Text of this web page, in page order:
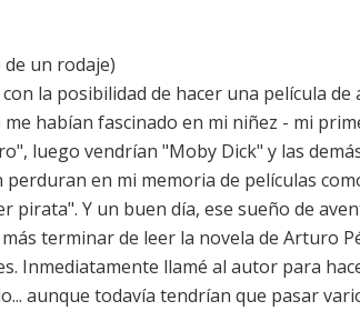
de un rodaje)
la posibilidad de hacer una película
habían fascinado en mi niñez - mi
luego vendrían "Moby Dick" y las
en mi memoria de películas
pirata". Y un buen día, ese sueño de
terminar de leer la novela de Arturo
Inmediatamente llamé al autor para
aunque todavía tendrían que pasar